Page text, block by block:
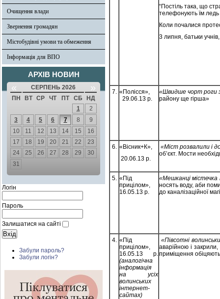
Очищення влади
Звернення громадян
Містобудівні умови та обмеження
Інформація для ВПО
АРХІВ НОВИН
« СЕРПЕНЬ 2026 »
ПН ВТ СР ЧТ ПТ СБ
НД
1
2
3
4 5 6 7 8
9
10
11 12 13 14 15
16
17
18 19 20 21 22
23
24
25 26 27 28 29
30
31
Логін
Пароль
Залишатися на сайті
Забули пароль?
Забули логін?
“Постіль така, що
телефонують їм
Коли почалися
3 липня, батьки
7. «Полісся»,
29.06.13 р.
«Швидше чорт роги
району ще гірша»
6. «Вісник+К»,
20.06.13 р.
«Міст розвалили і
об’єкт. Мости
5. «Під
прицілом»,
16.05.13 р.
«Мешканці містечка
носять воду, аби
до каналізаційної
4. «Під
прицілом»,
16.05.13 р.
(аналогічна
інформація
на усіх
волинських
інтернет-
сайтах)
«Півсотні
аварійною і
приміщення